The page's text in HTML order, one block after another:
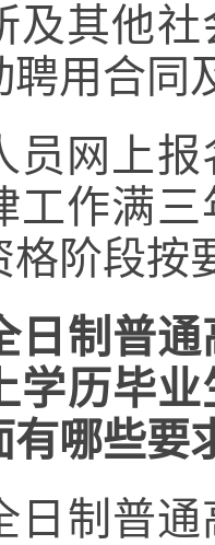
及其他
聘用合同
上报
工作满
格阶段按
日制普
学历毕
有哪些要
日制普通